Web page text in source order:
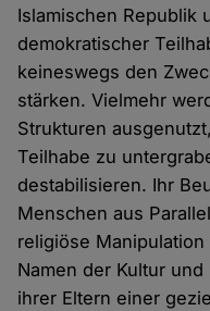
Islamischen Republik
demokratischer
keineswegs den
stärken. Vielmehr
Strukturen
Teilhabe zu
destabilisieren. Ihr
Menschen aus
religiöse
Namen der Kultur
ihrer Eltern einer